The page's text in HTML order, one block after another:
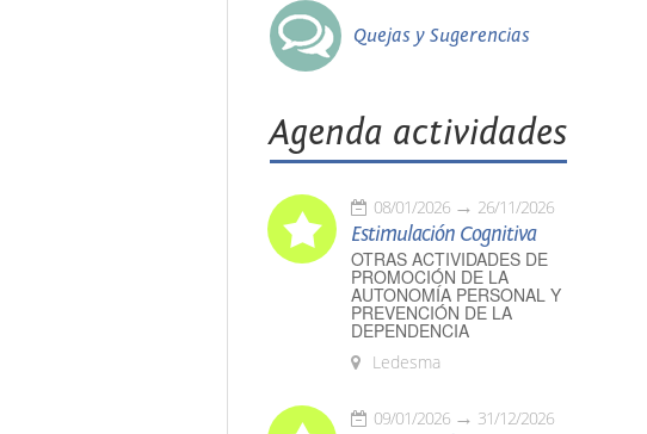
Quejas y Sugerencias
Agenda actividades
08/01/2026 26/11/2026
Estimulación Cognitiva
OTRAS ACTIVIDADES DE
PROMOCIÓN DE LA
AUTONOMÍA PERSONAL Y
PREVENCIÓN DE LA
DEPENDENCIA
Ledesma
09/01/2026 31/12/2026